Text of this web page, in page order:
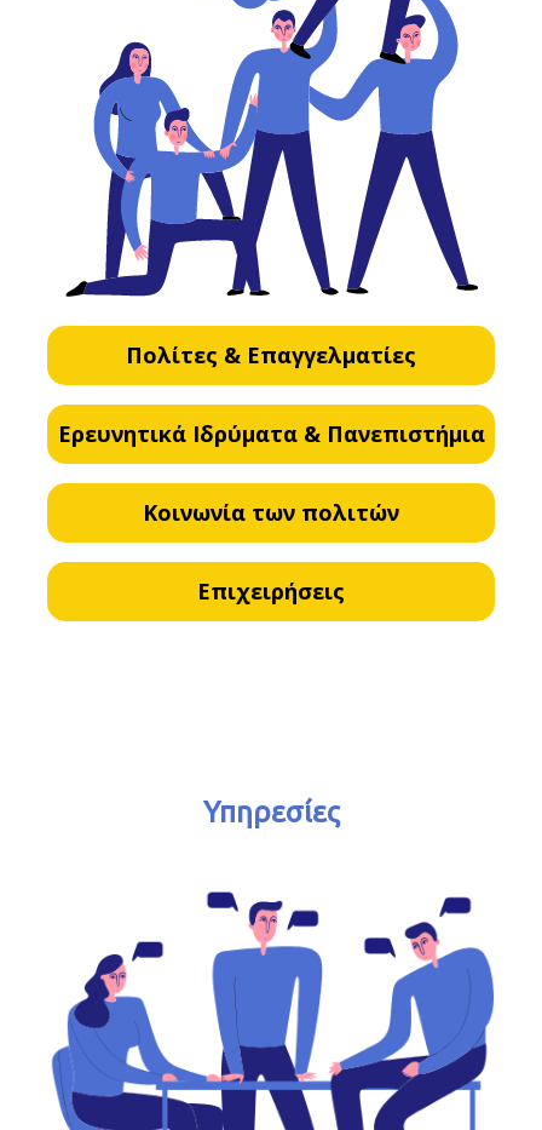
Πολίτες & Επαγγελματίες
Ερευνητικά Ιδρύματα & Πανεπιστήμια
Κοινωνία των πολιτών
Επιχειρήσεις
Υπηρεσίες